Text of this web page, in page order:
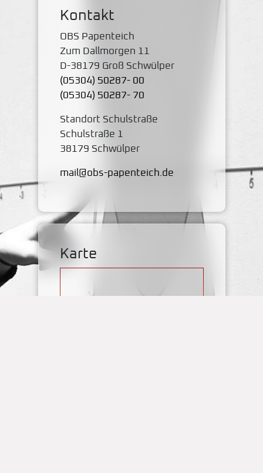
Kontakt
OBS Papenteich
Zum Dallmorgen 11
D-38179 Groß Schwülper
(05304) 50287- 00
(05304) 50287- 70
Standort Schulstraße
Schulstraße 1
38179 Schwülper
mail@obs-papenteich.de
Karte